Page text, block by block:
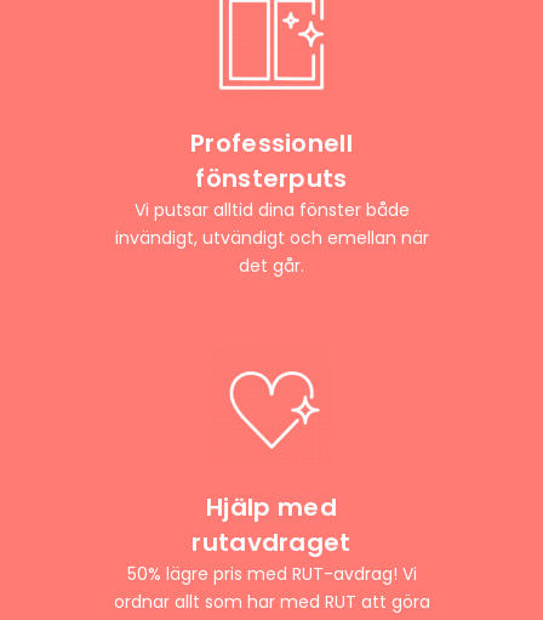
Professionell
fönsterputs
Vi putsar alltid dina fönster både
invändigt, utvändigt och emellan när
det går.
Hjälp med
rutavdraget
50% lägre pris med RUT-avdrag! Vi
ordnar allt som har med RUT att göra